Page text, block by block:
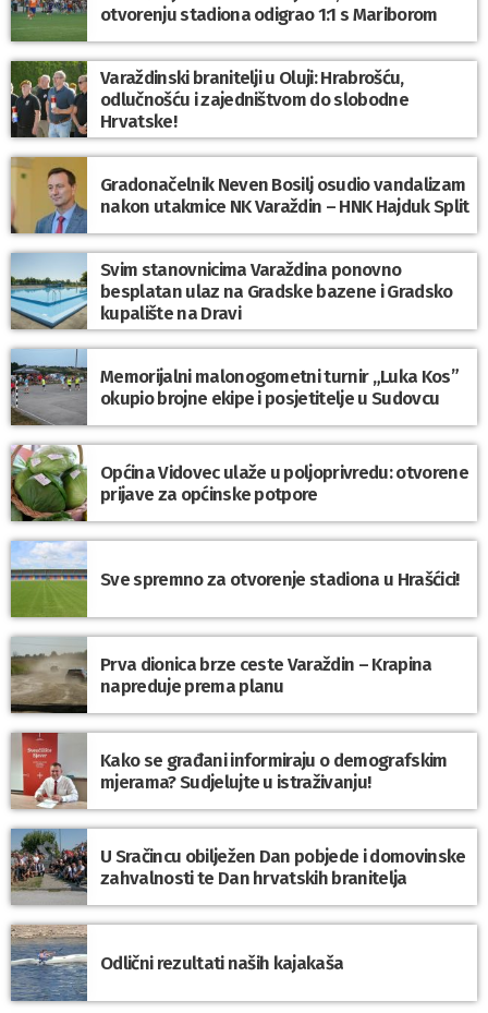
otvorenju stadiona odigrao 1:1 s Mariborom
Varaždinski branitelji u Oluji: Hrabrošću,
odlučnošću i zajedništvom do slobodne
Hrvatske!
Gradonačelnik Neven Bosilj osudio vandalizam
nakon utakmice NK Varaždin – HNK Hajduk Split
Svim stanovnicima Varaždina ponovno
besplatan ulaz na Gradske bazene i Gradsko
kupalište na Dravi
Memorijalni malonogometni turnir „Luka Kos”
okupio brojne ekipe i posjetitelje u Sudovcu
Općina Vidovec ulaže u poljoprivredu: otvorene
prijave za općinske potpore
Sve spremno za otvorenje stadiona u Hrašćici!
Prva dionica brze ceste Varaždin – Krapina
napreduje prema planu
Kako se građani informiraju o demografskim
mjerama? Sudjelujte u istraživanju!
U Sračincu obilježen Dan pobjede i domovinske
zahvalnosti te Dan hrvatskih branitelja
Odlični rezultati naših kajakaša